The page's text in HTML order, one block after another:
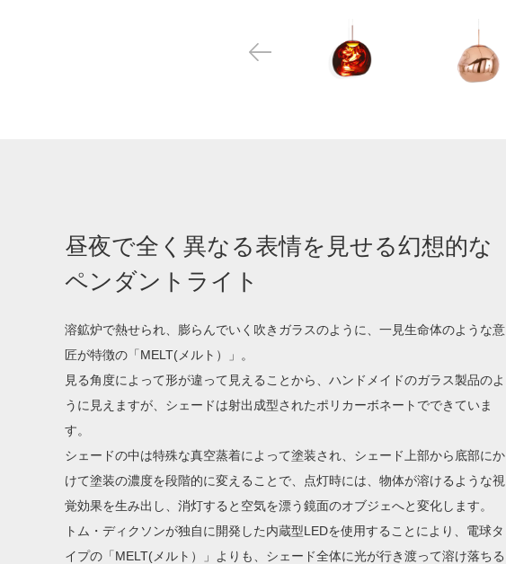
昼夜で全く異なる表情を見せる幻想的な
ペンダントライト
溶鉱炉で熱せられ、膨らんでいく吹きガラスのように、一見生命体のような意
匠が特徴の「MELT(メルト）」。
見る角度によって形が違って見えることから、ハンドメイドのガラス製品のよ
うに見えますが、シェードは射出成型されたポリカーボネートでできていま
す。
シェードの中は特殊な真空蒸着によって塗装され、シェード上部から底部にか
けて塗装の濃度を段階的に変えることで、点灯時には、物体が溶けるような視
覚効果を生み出し、消灯すると空気を漂う鏡面のオブジェへと変化します。
トム・ディクソンが独自に開発した内蔵型LEDを使用することにより、電球タ
イプの「MELT(メルト）」よりも、シェード全体に光が行き渡って溶け落ちる